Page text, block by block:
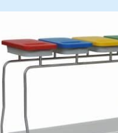
Nieuws en belangrijke
updates